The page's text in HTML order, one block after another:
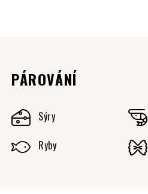
PÁROVÁNÍ
Sýry
Ryby